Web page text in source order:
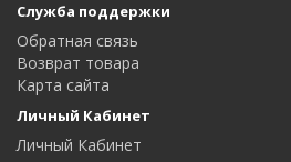
Служба поддержки
Обратная связь
Возврат товара
Карта сайта
Личный Кабинет
Личный Кабинет